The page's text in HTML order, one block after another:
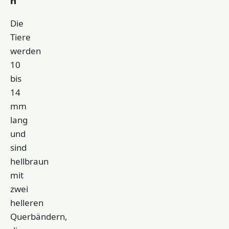
Die
Tiere
werden
10
bis
14
mm
lang
und
sind
hellbraun
mit
zwei
helleren
Querbändern,